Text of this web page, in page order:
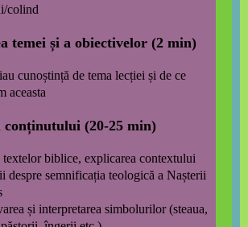
colind
temei și a obiectivelor (2 min)
cunoștință de tema lecției și de ce
aceasta
conținutului (20-25 min)
textelor biblice, explicarea contextului
despre semnificația teologică a Nașterii
și interpretarea simbolurilor (steaua,